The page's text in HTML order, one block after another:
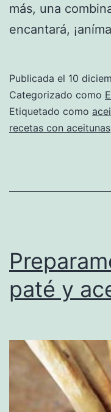
más, una
encantará,
Publicada el 10
Categorizado como
Etiquetado como
recetas con aceitunas
paté y